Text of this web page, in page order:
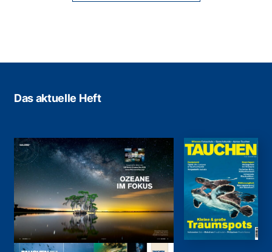
Das aktuelle Heft